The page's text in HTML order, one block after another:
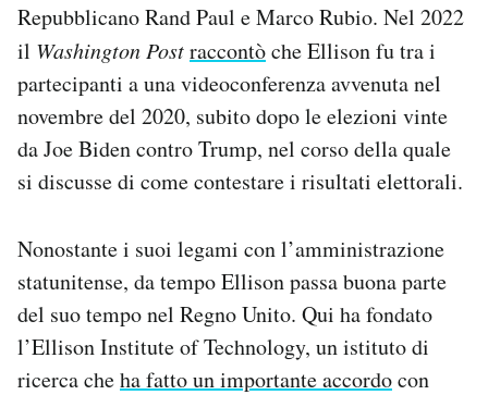
Repubblicano Rand Paul e Marco Rubio. Nel 2022
il Washington Postraccontòche Ellison fu tra i
partecipanti a una videoconferenza avvenuta nel
novembre del 2020, subito dopo le elezioni vinte
da Joe Biden contro Trump, nel corso della quale
si discusse di come contestare i risultati elettorali.
Nonostante i suoi legami con l’amministrazione
statunitense, da tempo Ellison passa buona parte
del suo tempo nel Regno Unito. Qui ha fondato
l’Ellison Institute of Technology, un istituto di
ricerca cheha fatto un importante accordocon